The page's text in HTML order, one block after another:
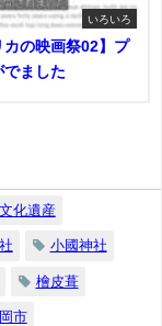
いろいろ
の映画祭02】プ
でました
化遺産
小國神社
檜皮葺
市